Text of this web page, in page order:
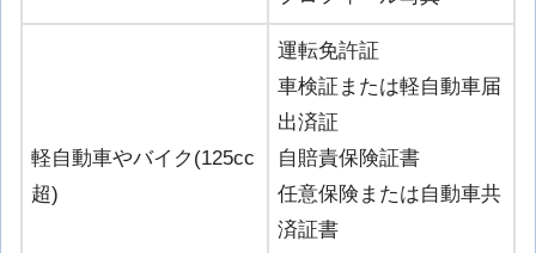
軽自動車やバイク(125cc
超)
運転免許証
車検証または軽自動車届
出済証
自賠責保険証書
任意保険または自動車共
済証書